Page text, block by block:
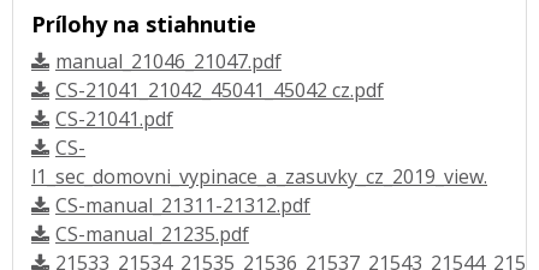
Prílohy na stiahnutie
manual_21046_21047.pdf
CS-21041_21042_45041_45042 cz.pdf
CS-21041.pdf
CS-
l1_sec_domovni_vypinace_a_zasuvky_cz_2019_view.
CS-manual_21311-21312.pdf
CS-manual_21235.pdf